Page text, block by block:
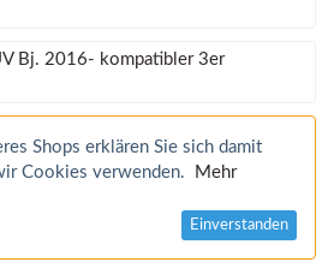
Bj. 2016- kompatibler 3er
Shops erklären Sie sich damit
Cookies verwenden.
Mehr
Einverstanden